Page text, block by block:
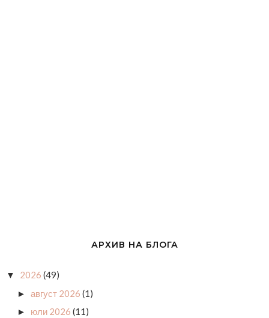
АРХИВ НА БЛОГА
▼ 2026 (49)
► август 2026 (1)
► юли 2026 (11)